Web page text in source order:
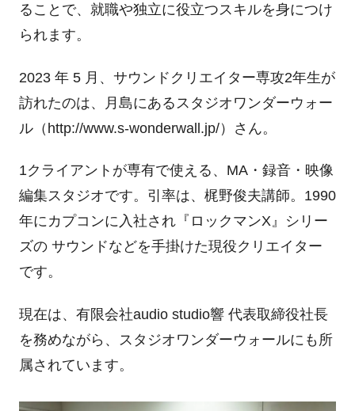
ることで、就職や独立に役立つスキルを身につけ
られます。
2023 年5 月、サウンドクリエイター専攻2年生が
訪れたのは、月島にあるスタジオワンダーウォー
ル（ http://www.s-wonderwall.jp/）さん。
1クライアントが専有で使える、 MA・録音・映像
編集スタジオです。引率は、梶野俊夫講師。 1990
年にカプコンに入社され『ロックマンX』シリー
ズの サウンドなどを手掛けた現役クリエイター
です。
現在は、有限会社audio studio響 代表取締役社長
を務めながら、スタジオワンダーウォールにも所
属されています。